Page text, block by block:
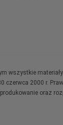
wszystkie
czerwca 2000 r.
oraz